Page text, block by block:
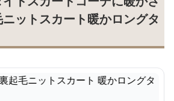
ットスカート暖かロングタ